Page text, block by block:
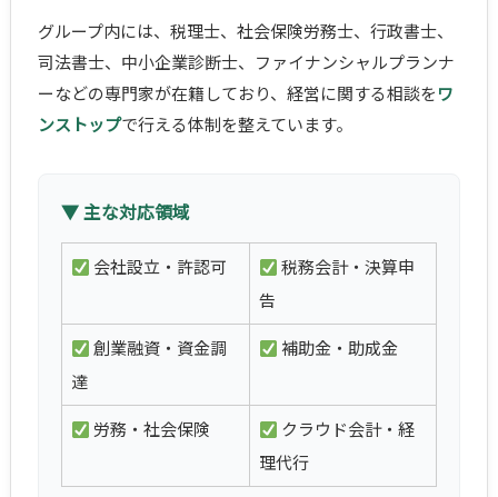
グループ内には、税理士、社会保険労務士、行政書士、
司法書士、中小企業診断士、ファイナンシャルプランナ
ーなどの専門家が在籍しており、経営に関する相談をワ
ンストップで行える体制を整えています。
▼ 主な対応領域
会社設立・許認可
税務会計・決算申
告
創業融資・資金調
達
補助金・助成金
労務・社会保険
クラウド会計・経
理代行